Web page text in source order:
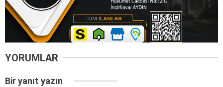
YORUMLAR
Bir yanıt yazın